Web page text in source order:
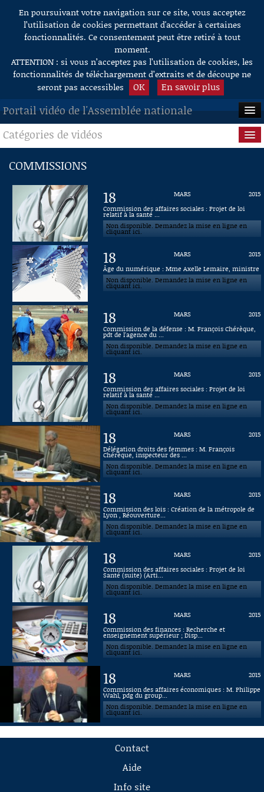
Aller au contenu
En poursuivant votre navigation sur ce site, vous acceptez
l’utilisation de cookies permettant d'accéder à certaines
fonctionnalités. Ce consentement peut être retiré à tout
moment.
ATTENTION : si vous n’acceptez pas l’utilisation de cookies, les
fonctionnalités de téléchargement d’extraits et de découpe ne
seront pas accessibles
OK En savoir plus
Portail vidéo de l'Assemblée nationale
ACCUEIL
EN DIRECT
À LA DEMANDE
RECHERCHE
AIDE À LA DÉCOUPE
DE VIDÉOS
Catégories de vidéos
Questions au Gouvernement
Commissions
Présidence
Évènements
Connaissance, Histoire
COMMISSIONS
18 MARS
2015
Commission des affaires sociales : Projet de loi
relatif à la santé ...
Non disponible. Demandez la mise en ligne en
cliquant ici.
18 MARS
2015
Âge du numérique : Mme Axelle Lemaire, ministre
Non disponible. Demandez la mise en ligne en
cliquant ici.
18 MARS
2015
Commission de la défense : M. François Chérèque,
pdt de l'agence du ...
Non disponible. Demandez la mise en ligne en
cliquant ici.
18 MARS
2015
Commission des affaires sociales : Projet de loi
relatif à la santé ...
Non disponible. Demandez la mise en ligne en
cliquant ici.
18 MARS
2015
Délégation droits des femmes : M. François
Chérèque, inspecteur des ...
Non disponible. Demandez la mise en ligne en
cliquant ici.
18 MARS
2015
Commission des lois : Création de la métropole de
Lyon , Réouverture...
Non disponible. Demandez la mise en ligne en
cliquant ici.
18 MARS
2015
Commission des affaires sociales : Projet de loi
Santé (suite) (Arti...
Non disponible. Demandez la mise en ligne en
cliquant ici.
18 MARS
2015
Commission des finances : Recherche et
enseignement supérieur ; Disp...
Non disponible. Demandez la mise en ligne en
cliquant ici.
18 MARS
2015
Commission des affaires économiques : M. Philippe
Wahl, pdg du group...
Non disponible. Demandez la mise en ligne en
cliquant ici.
Contact
Aide
Info site